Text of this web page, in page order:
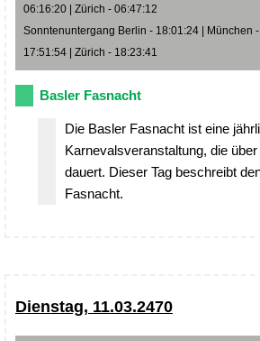
06:16:20 | Zürich - 06:47:12
Sonntenuntergang Berlin - 18:01:24 | München
17:51:54 | Zürich - 18:23:41
Basler Fasnacht
Die Basler Fasnacht ist eine
Karnevalsveranstaltung, die über
dauert. Dieser Tag beschreibt
Fasnacht.
Dienstag, 11.03.2470